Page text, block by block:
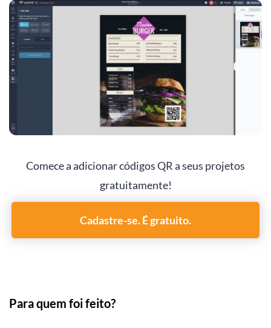
Comece a adicionar códigos QR a seus projetos
gratuitamente!
Cadastre-se. É gratuito.
Para quem foi feito?